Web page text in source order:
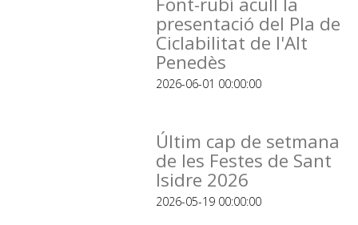
presentació del Pla de
Ciclabilitat de l'Alt
Penedès
2026-06-01 00:00:00
Últim cap de setmana
de les Festes de Sant
Isidre 2026
2026-05-19 00:00:00